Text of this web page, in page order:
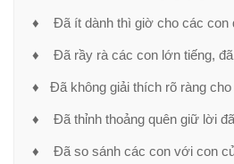
♦ Đã ít dành thì giờ cho các con
♦ Đã rầy rà các con lớn tiếng,
♦ Đã không giải thích rõ ràng
♦ Đã thỉnh thoảng quên giữ lời
♦ Đã so sánh các con với con